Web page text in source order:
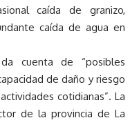
caída de granizo,
caída de agua en
cuenta de “posibles
de daño y riesgo
cotidianas”. La
de la provincia de La